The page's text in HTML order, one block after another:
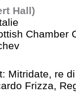
Hall)
Chamber
Mitridate, re
Frizza,